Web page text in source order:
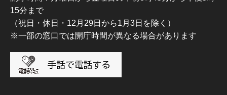
15分まで
（祝日・休日・12月29日から1月3日を除く）
※一部の窓口では開庁時間が異なる場合があります